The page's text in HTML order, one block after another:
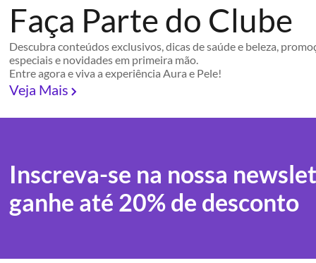
Faça Parte do Clube
Descubra conteúdos exclusivos, dicas de saúde e beleza,
especiais e novidades em primeira mão.
Entre agora e viva a experiência Aura e Pele!
Veja Mais
Inscreva-se na nossa
ganhe até 20% de desconto